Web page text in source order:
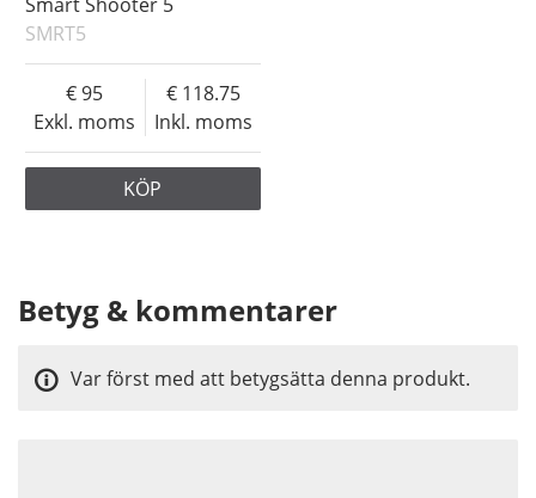
SMRT5
Exkl. moms
95
Inkl. moms
118.75
KÖP
Betyg & kommentarer
Var först med att betygsätta denna produkt.